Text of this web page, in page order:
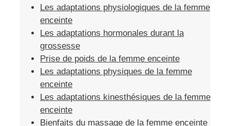
Les adaptations physiologiques de la femme
enceinte
Les adaptations hormonales durant la
grossesse
Prise de poids de la femme enceinte
Les adaptations physiques de la femme
enceinte
Les adaptations kinesthésiques de la femme
enceinte
Bienfaits du massage de la femme enceinte